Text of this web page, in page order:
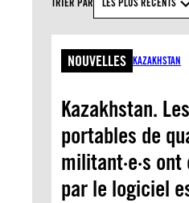
C
NOUVELLES KAZAKHSTAN
Kazakhstan.
portables de
militant·e·s
par le logiciel